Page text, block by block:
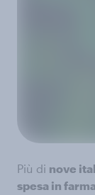
Più di nove
spesa in